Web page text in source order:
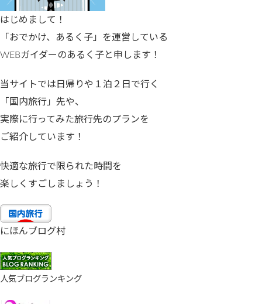
はじめまして！
「おでかけ、あるく子」を運営している
WEBガイダーのあるく子と申します！
当サイトでは日帰りや１泊２日で行く
「国内旅行」先や、
実際に行ってみた旅行先のプランを
ご紹介しています！
快適な旅行で限られた時間を
楽しくすごしましょう！
にほんブログ村
人気ブログランキング